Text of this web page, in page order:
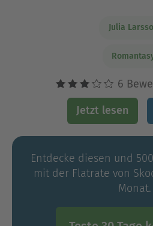
Julia
6
Jetzt lesen
Entdecke diesen und
mit der Flatrate von
Monat.